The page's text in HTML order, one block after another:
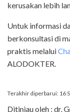
kerusakan lebih
Untuk informasi
berkonsultasi di
praktis melalui
ALODOKTER.
Terakhir diperbarui: 16